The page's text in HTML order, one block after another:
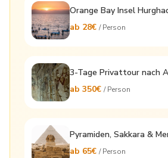
Orange Bay Insel
ab 28€ / Person
ab 350€ / Person
Pyramiden, Sakkara &
ab 65€ / Person